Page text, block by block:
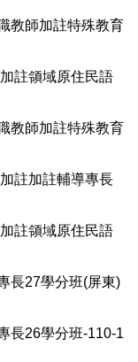
教師加註特殊教育
註領域原住民語
教師加註特殊教育
註加註輔導專長
註領域原住民語
長27學分班(屏東)
長26學分班-110-1